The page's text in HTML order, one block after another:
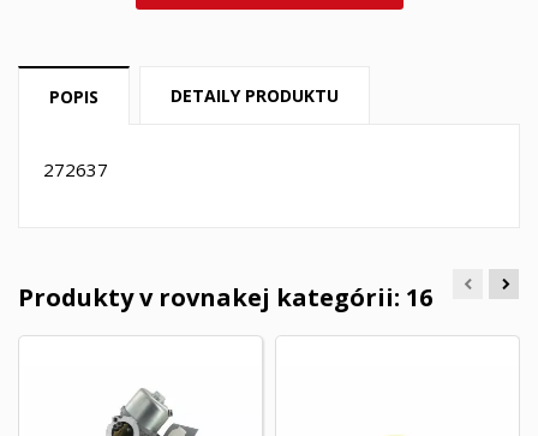
POPIS DETAILY PRODUKTU
272637
Produkty v rovnakej kategórii: 16